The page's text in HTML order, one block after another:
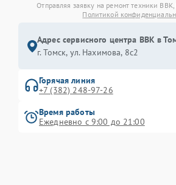
Отправляя заявку на ремонт техники
Политикой
Адрес сервисного центра BBK в
г. Томск, ул. Нахимова, 8с2
Горячая линия
+7 (382) 248-97-26
Время работы
Ежедневно с 9:00 до 21:00